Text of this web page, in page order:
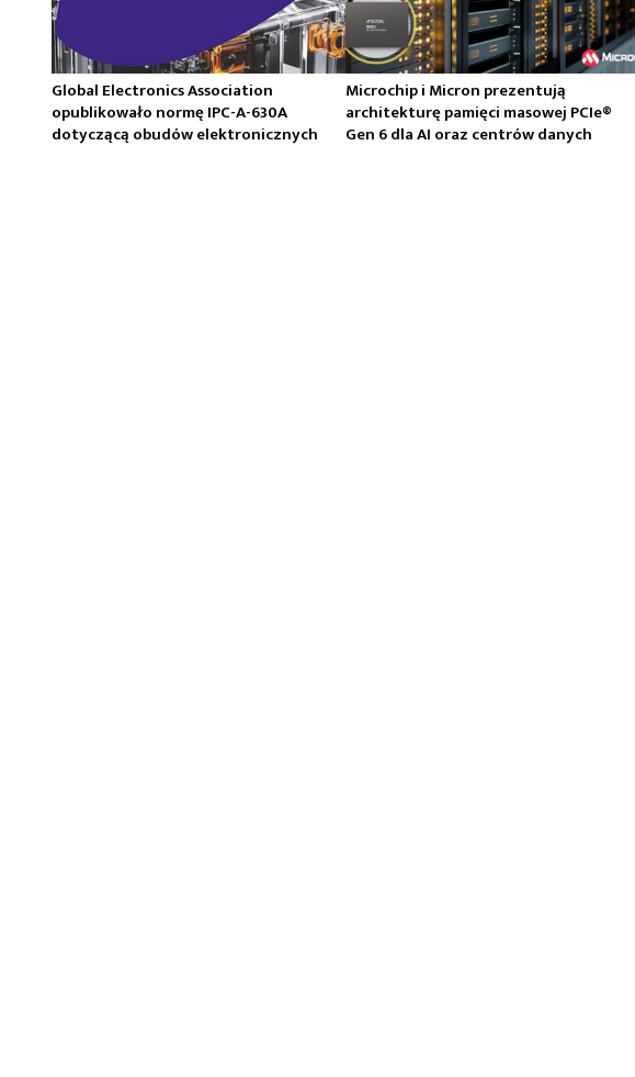
Global Electronics Association
opublikowało normę IPC-A-630A
dotyczącą obudów elektronicznych
Microchip i Micron prezentują
architekturę pamięci masowej PCIe®
Gen 6 dla AI oraz centrów danych